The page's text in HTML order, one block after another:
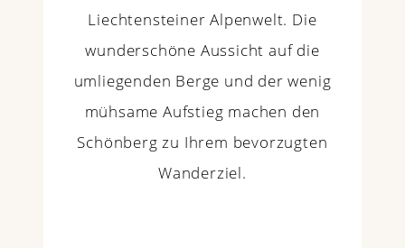
Liechtensteiner Alpenwelt. Die
wunderschöne Aussicht auf die
umliegenden Berge und der wenig
mühsame Aufstieg machen den
Schönberg zu Ihrem bevorzugten
Wanderziel.